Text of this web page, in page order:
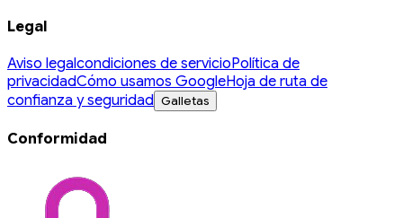
Legal
Aviso legalcondiciones de servicioPolítica de
privacidadCómo usamos GoogleHoja de ruta de
confianza y seguridad Galletas
Conformidad